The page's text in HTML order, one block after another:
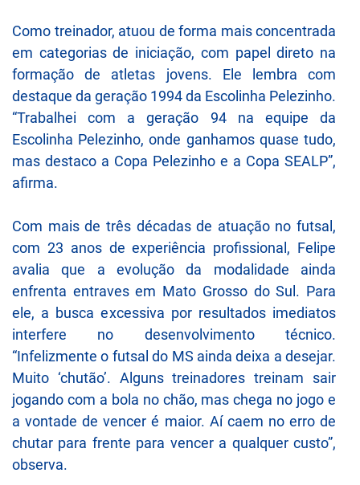
Como treinador, atuou de forma mais concentrada
em categorias de iniciação, com papel direto na
formação de atletas jovens. Ele lembra com
destaque da geração 1994 da Escolinha Pelezinho.
“Trabalhei com a geração 94 na equipe da
Escolinha Pelezinho, onde ganhamos quase tudo,
mas destaco a Copa Pelezinho e a Copa SEALP”,
afirma.
Com mais de três décadas de atuação no futsal,
com 23 anos de experiência profissional, Felipe
avalia que a evolução da modalidade ainda
enfrenta entraves em Mato Grosso do Sul. Para
ele, a busca excessiva por resultados imediatos
interfere no desenvolvimento técnico.
“Infelizmente o futsal do MS ainda deixa a desejar.
Muito ‘chutão’. Alguns treinadores treinam sair
jogando com a bola no chão, mas chega no jogo e
a vontade de vencer é maior. Aí caem no erro de
chutar para frente para vencer a qualquer custo”,
observa.